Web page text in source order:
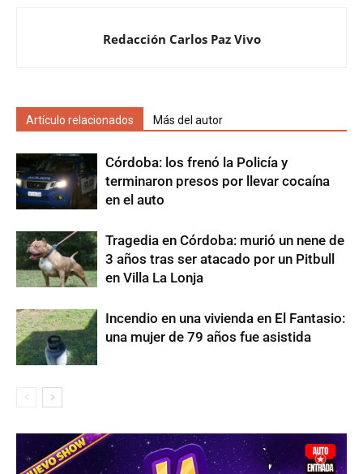
Redacción Carlos Paz Vivo
Artículo relacionados Más del autor
Córdoba: los frenó la Policía y
terminaron presos por llevar cocaína
en el auto
Tragedia en Córdoba: murió un nene de
3 años tras ser atacado por un Pitbull
en Villa La Lonja
Incendio en una vivienda en El Fantasio:
una mujer de 79 años fue asistida